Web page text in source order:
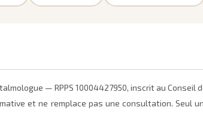
— RPPS 10004427950, inscrit au Conseil
et ne remplace pas une consultation. Seul